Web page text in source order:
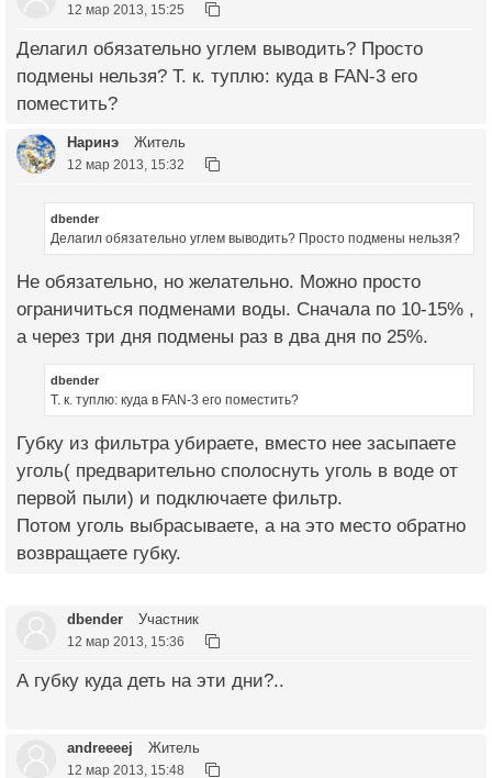
12 мар 2013, 15:25
Делагил обязательно углем выводить? Просто
подмены нельзя? Т. к. туплю: куда в FAN-3 его
поместить?
Наринэ Житель
12 мар 2013, 15:32
dbender
Делагил обязательно углем выводить? Просто подмены нельзя?
Не обязательно, но желательно. Можно просто
ограничиться подменами воды. Сначала по 10-15% ,
а через три дня подмены раз в два дня по 25%.
dbender
Т. к. туплю: куда в FAN-3 его поместить?
Губку из фильтра убираете, вместо нее засыпаете
уголь( предварительно сполоснуть уголь в воде от
первой пыли) и подключаете фильтр.
Потом уголь выбрасываете, а на это место обратно
возвращаете губку.
dbender Участник
12 мар 2013, 15:36
А губку куда деть на эти дни?..
andreeeej Житель
12 мар 2013, 15:48